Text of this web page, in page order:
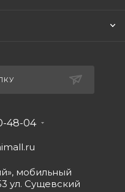
48-04
мобильный
ул. Сущевский